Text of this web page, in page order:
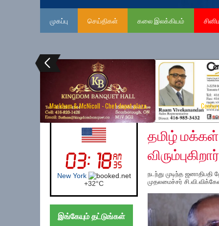
முகப்பு செய்திகள் கலை இலக்கியம்
Markham & McNicoll - Chef depot plaza
UK (London)
London
+26°C
இங்கேயும் தட்டுங்கள்
Sunday, November
தமிழ்
நடந்து முடிந்த
முதலமைச்சர்